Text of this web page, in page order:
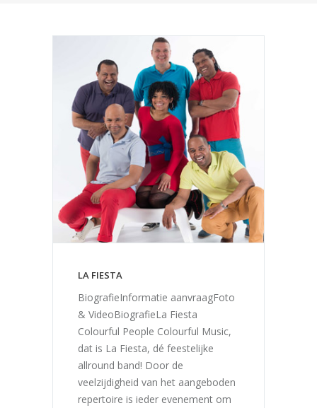
LA FIESTA
BiografieInformatie aanvraagFoto
& VideoBiografieLa Fiesta
Colourful People Colourful Music,
dat is La Fiesta, dé feestelijke
allround band! Door de
veelzijdigheid van het aangeboden
repertoire is ieder evenement om